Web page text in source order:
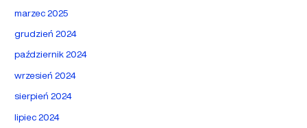
marzec 2025
grudzień 2024
październik 2024
wrzesień 2024
sierpień 2024
lipiec 2024